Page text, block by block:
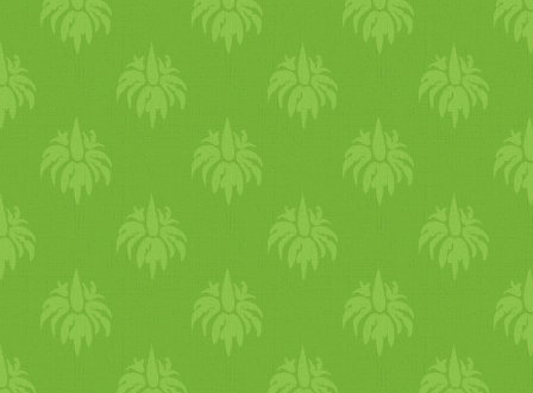
tudtak dolgozni az anyák).
meg! Ezenkívül, mint
segítségünkre lehet,
lerakódásokat. Az olaját
magocskákból
konyhában Amennyiben